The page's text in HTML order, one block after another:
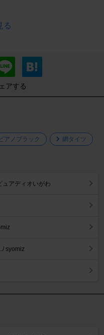
る
アする
アノブラック 網タイツ
アディオいがわ
syomiz